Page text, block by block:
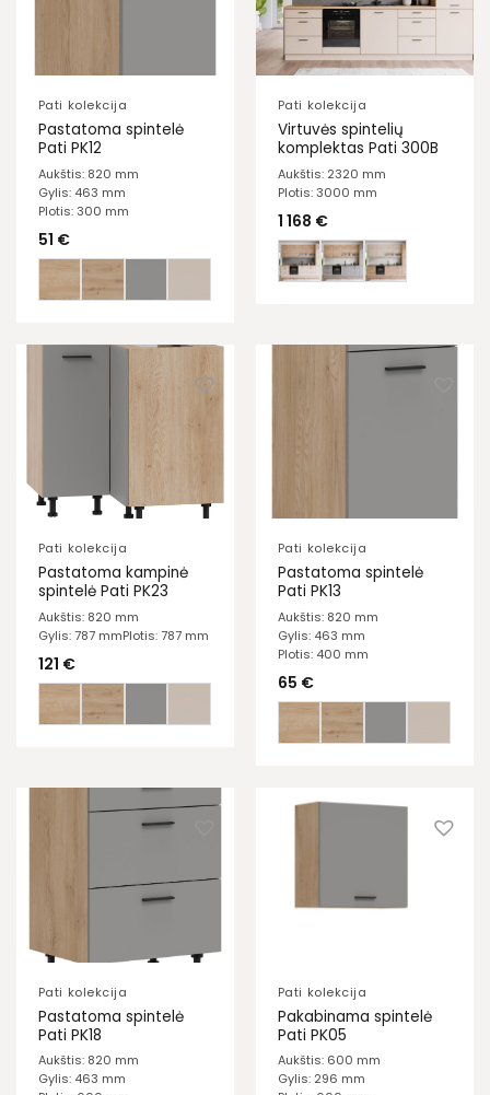
Pati kolekcija
Pastatoma spintelė
Pati PK12
Aukštis: 820 mm
Gylis: 463 mm
Plotis: 300 mm
51 €
Pati kolekcija
Virtuvės spintelių
komplektas Pati 300B
Aukštis: 2320 mm
Plotis: 3000 mm
1 168 €
Pati kolekcija
Pastatoma kampinė
spintelė Pati PK23
Aukštis: 820 mm
Gylis: 787 mmPlotis: 787 mm
121 €
Pati kolekcija
Pastatoma spintelė
Pati PK13
Aukštis: 820 mm
Gylis: 463 mm
Plotis: 400 mm
65 €
Pati kolekcija
Pastatoma spintelė
Pati PK18
Aukštis: 820 mm
Gylis: 463 mm
Pati kolekcija
Pakabinama spintelė
Pati PK05
Aukštis: 600 mm
Gylis: 296 mm